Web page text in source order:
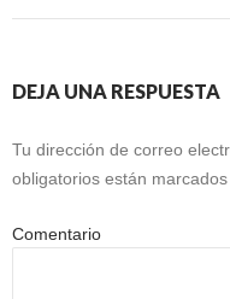
DEJA UNA RESPUESTA
Tu dirección de correo
obligatorios están marcados
Comentario